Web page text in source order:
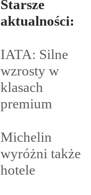
Starsze
aktualności:
IATA: Silne
wzrosty w
klasach
premium
Michelin
wyróżni także
hotele